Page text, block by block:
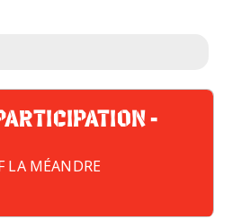
-
LA MÉANDRE